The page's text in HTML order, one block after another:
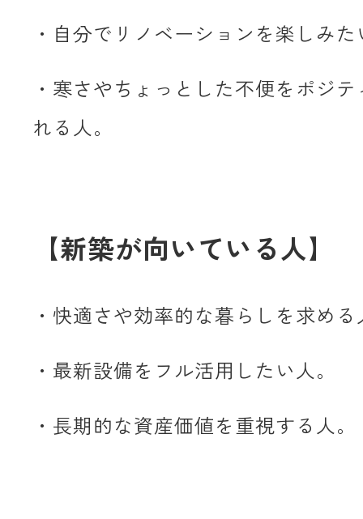
・自分でリノベーションを楽しみ
・寒さやちょっとした不便をポジ
れる人。
【新築が向いている人】
・快適さや効率的な暮らしを求める
・最新設備をフル活用したい人。
・長期的な資産価値を重視する人。